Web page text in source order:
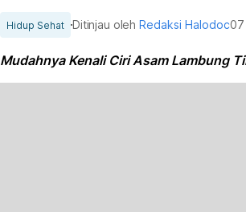
Hidup Sehat Ditinjau olehRedaksi Halodoc07
Mudahnya Kenali Ciri Asam Lambung